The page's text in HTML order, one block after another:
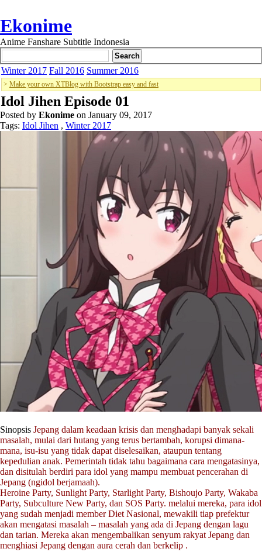
Ekonime
Anime Fanshare Subtitle Indonesia
Winter 2017 Fall 2016 Summer 2016
> Make your own XTBlog with Bootstrap easy and fast
Idol Jihen Episode 01
Posted by Ekonime on January 09, 2017
Tags: Idol Jihen , Winter 2017
Sinopsis Jepang dalam keadaan krisis dan menghadapi banyak sekali
masalah, mulai dari hutang yang terus bertambah, korupsi dimana-
mana, isu-isu yang tidak dapat diselesaikan, ataupun tentang
kepedulian anak. Pemerintah tidak tahu bagaimana cara mengatasinya,
dan disitulah berdiri para idol yang mampu membuat pencerahan di
Jepang (ngidol berjamaah).
Heroine Party, Sunlight Party, Starlight Party, Bishoujo Party, Wakaba
Party, Subculture New Party, dan SOS Party. melalui mereka, para idol
yang sudah menjadi member Diet Nasional, mewakili tiap prefektur
akan mengatasi masalah – masalah yang ada di Jepang dengan lagu
dan tarian. Mereka akan mengembalikan senyum rakyat Jepang dan
menghiasi Jepang dengan aura cerah dan berkelip .